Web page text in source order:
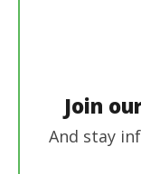
Join
And stay